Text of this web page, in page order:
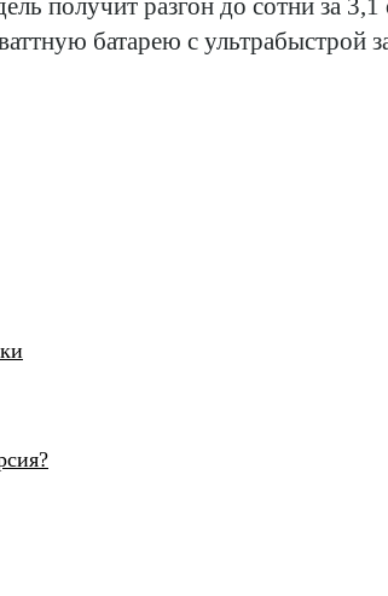
получит разгон до сотни за 3,1
батарею с ультрабыстрой